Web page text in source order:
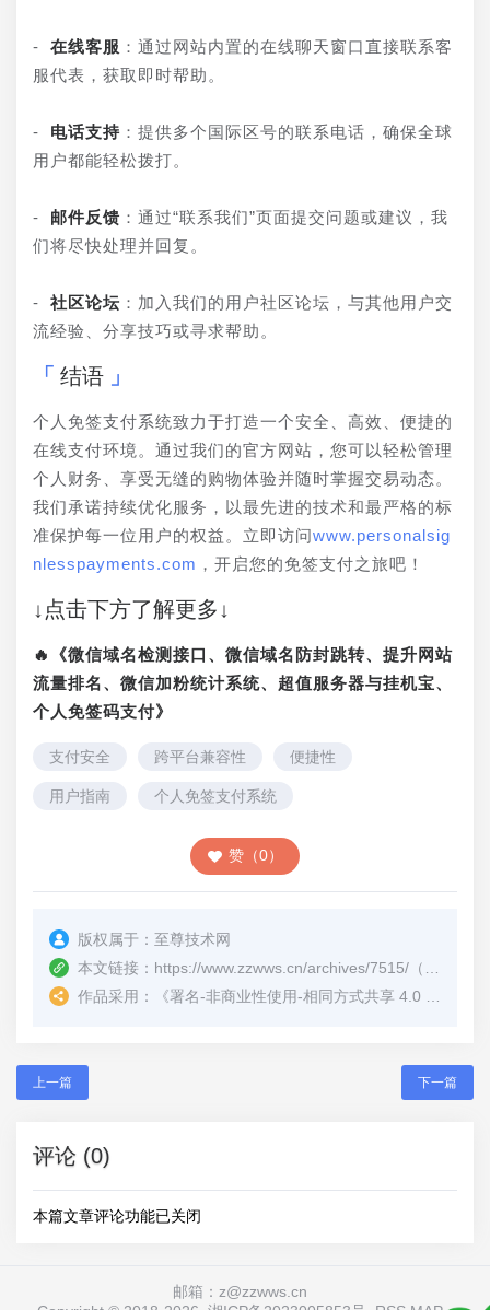
- 在线客服 ：通过网站内置的在线聊天窗口直接联系客
服代表，获取即时帮助。
- 电话支持 ：提供多个国际区号的联系电话，确保全球
用户都能轻松拨打。
- 邮件反馈 ：通过“联系我们”页面提交问题或建议，我
们将尽快处理并回复。
- 社区论坛 ：加入我们的用户社区论坛，与其他用户交
流经验、分享技巧或寻求帮助。
结语
个人免签支付系统致力于打造一个安全、高效、便捷的
在线支付环境。通过我们的官方网站，您可以轻松管理
个人财务、享受无缝的购物体验并随时掌握交易动态。
我们承诺持续优化服务，以最先进的技术和最严格的标
准保护每一位用户的权益。立即访问www.personalsig
nlesspayments.com ，开启您的免签支付之旅吧！
↓点击下方了解更多↓
🔥《微信域名检测接口、微信域名防封跳转、提升网站
流量排名、微信加粉统计系统、超值服务器与挂机宝、
个人免签码支付》
支付安全 跨平台兼容性 便捷性
用户指南 个人免签支付系统
赞（0）
版权属于： 至尊技术网
本文链接： https://www.zzwws.cn/archives/7515/ （转载时请注明本文出处及文章链接）
作品采用：
《署名-非商业性使用-相同方式共享 4.0 国际 (CC BY-NC-SA 4.0)
上一篇 下一篇
评论 (0)
本篇文章评论功能已关闭
邮箱：z@zzwws.cn